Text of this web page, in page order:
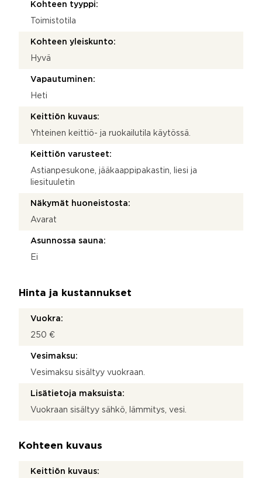
Kohteen tyyppi:
Toimistotila
Kohteen yleiskunto:
Hyvä
Vapautuminen:
Heti
Keittiön kuvaus:
Yhteinen keittiö- ja ruokailutila käytössä.
Keittiön varusteet:
Astianpesukone, jääkaappipakastin, liesi ja
liesituuletin
Näkymät huoneistosta:
Avarat
Asunnossa sauna:
Ei
Hinta ja kustannukset
Vuokra:
250 €
Vesimaksu:
Vesimaksu sisältyy vuokraan.
Lisätietoja maksuista:
Vuokraan sisältyy sähkö, lämmitys, vesi.
Kohteen kuvaus
Keittiön kuvaus: